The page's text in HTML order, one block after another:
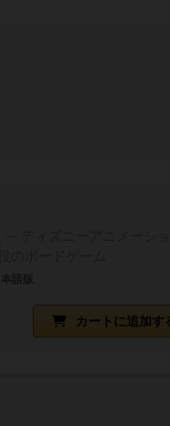
カートに追加す